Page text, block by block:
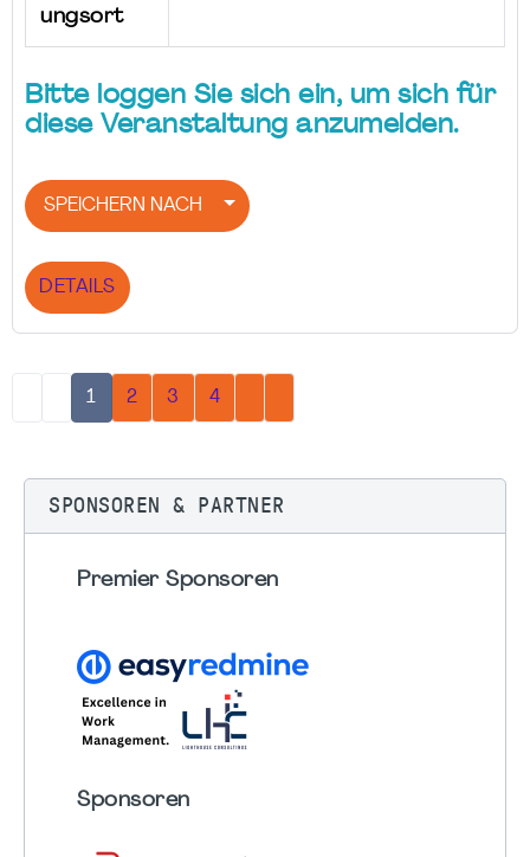
ungsort
Bitte loggen Sie sich ein, um sich für
diese Veranstaltung anzumelden.
SPEICHERN NACH
DETAILS
1 2 3 4
SPONSOREN & PARTNER
Premier Sponsoren
Sponsoren